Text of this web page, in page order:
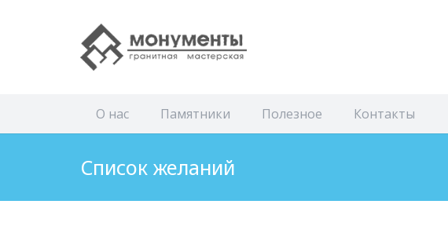
О нас Памятники Полезное Контакты
Список желаний